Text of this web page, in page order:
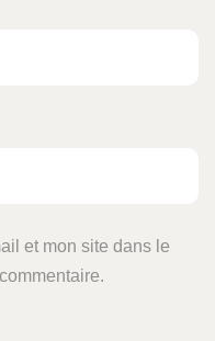
et mon site dans le